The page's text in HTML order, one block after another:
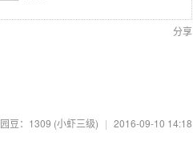
分享
园豆：1309 (小虾三级) | 2016-09-10 14:18